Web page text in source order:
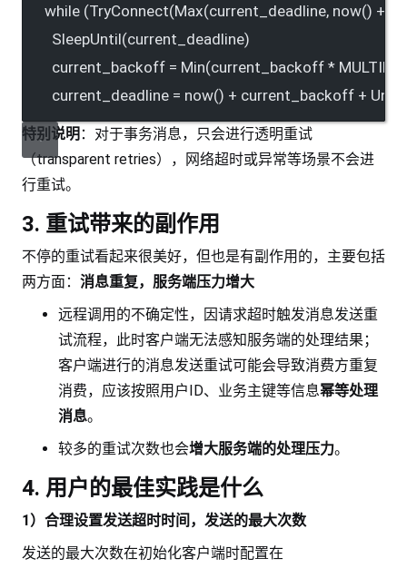
while (TryConnect(Max(current_deadline, now() +
SleepUntil(current_deadline)
current_backoff = Min(current_backoff *
current_deadline = now() + current_backoff +
特别说明 ：对于事务消息，只会进行透明重试
（transparent retries），网络超时或异常等场景不会进
行重试。
3. 重试带来的副作用
不停的重试看起来很美好，但也是有副作用的，主要包括
两方面： 消息重复，服务端压力增大
远程调用的不确定性，因请求超时触发消息发送重
试流程，此时客户端无法感知服务端的处理结果；
客户端进行的消息发送重试可能会导致消费方重复
消费，应该按照用户ID、业务主键等信息幂等处理
消息。
较多的重试次数也会增大服务端的处理压力。
4. 用户的最佳实践是什么
1）合理设置发送超时时间，发送的最大次数
发送的最大次数在初始化客户端时配置在